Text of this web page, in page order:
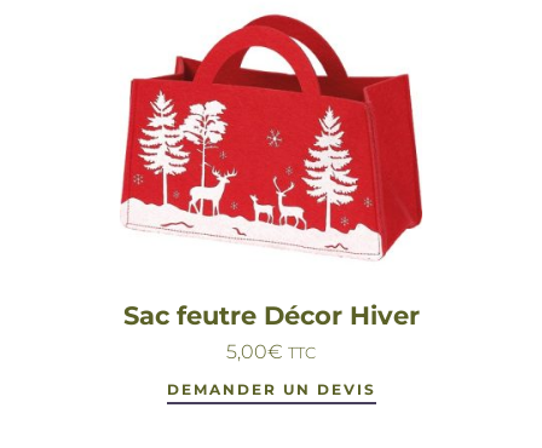
Sac feutre Décor Hiver
5,00€ TTC
DEMANDER UN DEVIS